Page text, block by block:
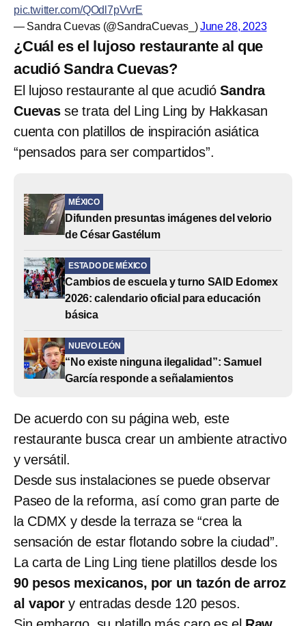
pic.twitter.com/QOdl7pVvrE
— Sandra Cuevas (@SandraCuevas_)June 28, 2023
¿Cuál es el lujoso restaurante al que
acudió Sandra Cuevas?
El lujoso restaurante al que acudió Sandra
Cuevasse trata del Ling Ling by Hakkasan
cuenta con platillos de inspiración asiática
“pensados para ser compartidos”.
MÉXICO
Difunden presuntas imágenes del velorio
de César Gastélum
ESTADO DE MÉXICO
Cambios de escuela y turno SAID Edomex
2026: calendario oficial para educación
básica
NUEVO LEÓN
“No existe ninguna ilegalidad”: Samuel
García responde a señalamientos
De acuerdo con su página web, este
restaurante busca crear un ambiente atractivo
y versátil.
Desde sus instalaciones se puede observar
Paseo de la reforma, así como gran parte de
la CDMX y desde la terraza se “crea la
sensación de estar flotando sobre la ciudad”.
La carta de Ling Ling tiene platillos desde los
90 pesos mexicanos, por un tazón de arroz
al vapor y entradas desde 120 pesos.